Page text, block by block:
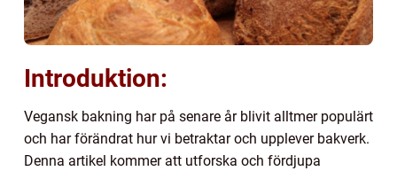
Introduktion:
Vegansk bakning har på senare år blivit alltmer populärt
och har förändrat hur vi betraktar och upplever bakverk.
Denna artikel kommer att utforska och fördjupa